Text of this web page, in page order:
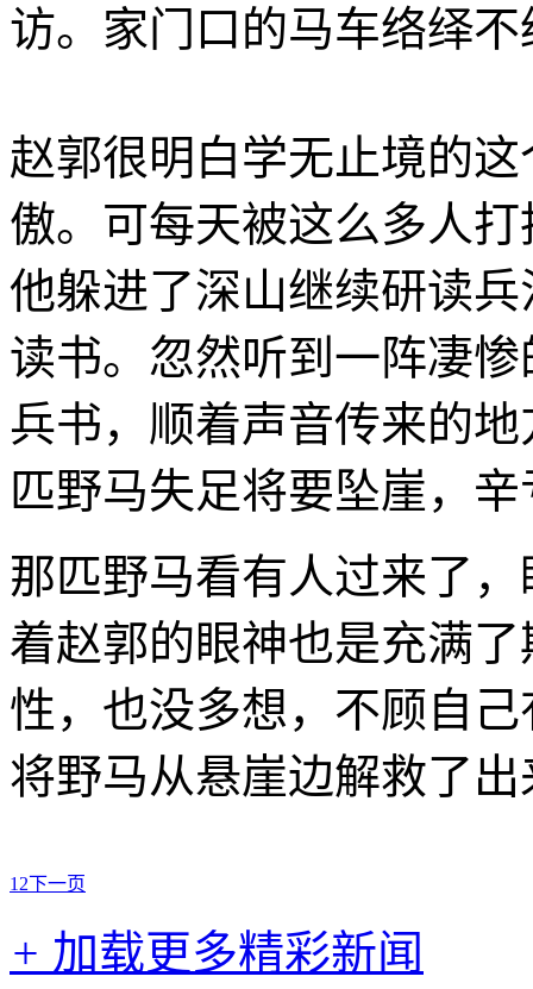
访。家门口的马车络绎
赵郭很明白学无止境的
傲。可每天被这么多人
他躲进了深山继续研读
读书。忽然听到一阵凄
兵书，顺着声音传来的
匹野马失足将要坠崖，
那匹野马看有人过来了
着赵郭的眼神也是充满
性，也没多想，不顾自
将野马从悬崖边解救了出
1 2下一页
+ 加载更多精彩新闻